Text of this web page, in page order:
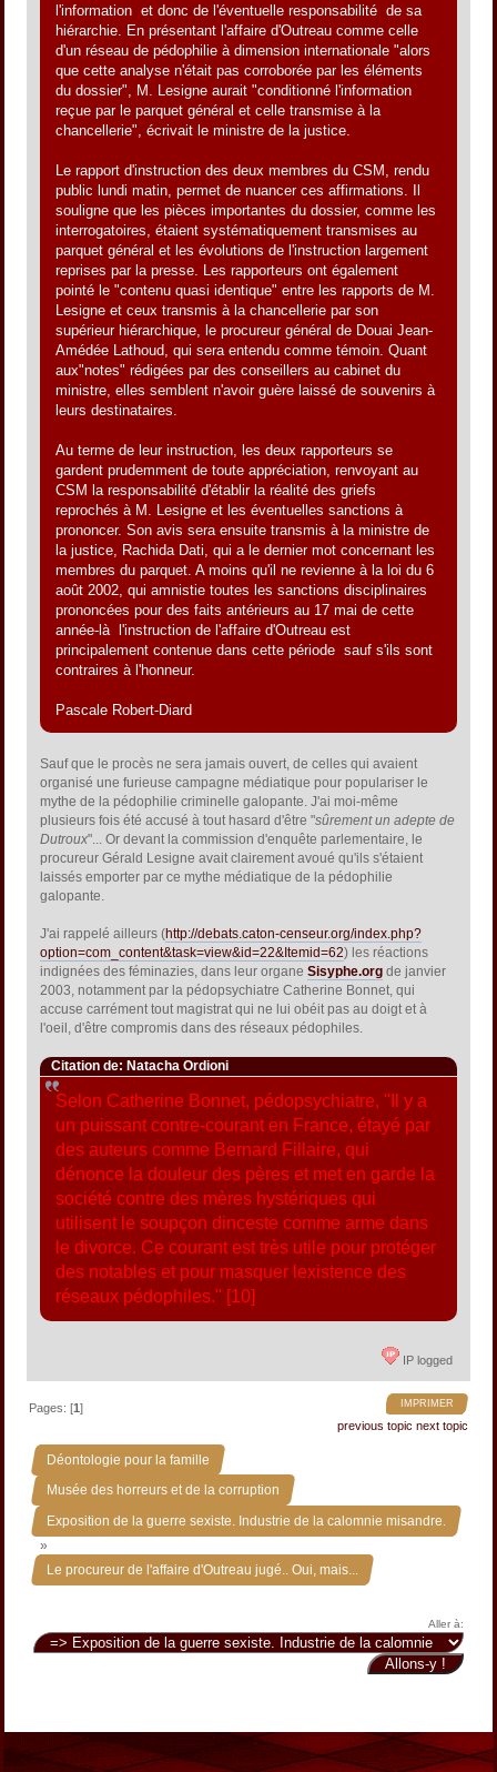
l'information  et donc de l'éventuelle responsabilité  de sa
hiérarchie. En présentant l'affaire d'Outreau comme celle
d'un réseau de pédophilie à dimension internationale "alors
que cette analyse n'était pas corroborée par les éléments
du dossier", M. Lesigne aurait "conditionné l'information
reçue par le parquet général et celle transmise à la
chancellerie", écrivait le ministre de la justice.
Le rapport d'instruction des deux membres du CSM, rendu
public lundi matin, permet de nuancer ces affirmations. Il
souligne que les pièces importantes du dossier, comme les
interrogatoires, étaient systématiquement transmises au
parquet général et les évolutions de l'instruction largement
reprises par la presse. Les rapporteurs ont également
pointé le "contenu quasi identique" entre les rapports de M.
Lesigne et ceux transmis à la chancellerie par son
supérieur hiérarchique, le procureur général de Douai Jean-
Amédée Lathoud, qui sera entendu comme témoin. Quant
aux"notes" rédigées par des conseillers au cabinet du
ministre, elles semblent n'avoir guère laissé de souvenirs à
leurs destinataires.
Au terme de leur instruction, les deux rapporteurs se
gardent prudemment de toute appréciation, renvoyant au
CSM la responsabilité d'établir la réalité des griefs
reprochés à M. Lesigne et les éventuelles sanctions à
prononcer. Son avis sera ensuite transmis à la ministre de
la justice, Rachida Dati, qui a le dernier mot concernant les
membres du parquet. A moins qu'il ne revienne à la loi du 6
août 2002, qui amnistie toutes les sanctions disciplinaires
prononcées pour des faits antérieurs au 17 mai de cette
année-là  l'instruction de l'affaire d'Outreau est
principalement contenue dans cette période  sauf s'ils sont
contraires à l'honneur.
Pascale Robert-Diard
Sauf que le procès ne sera jamais ouvert, de celles qui avaient
organisé une furieuse campagne médiatique pour populariser le
mythe de la pédophilie criminelle galopante. J'ai moi-même
plusieurs fois été accusé à tout hasard d'être "sûrement un adepte de
Dutroux"... Or devant la commission d'enquête parlementaire, le
procureur Gérald Lesigne avait clairement avoué qu'ils s'étaient
laissés emporter par ce mythe médiatique de la pédophilie
galopante.
J'ai rappelé ailleurs (http://debats.caton-censeur.org/index.php?
option=com_content&task=view&id=22&Itemid=62) les réactions
indignées des féminazies, dans leur organeSisyphe.org de janvier
2003, notamment par la pédopsychiatre Catherine Bonnet, qui
accuse carrément tout magistrat qui ne lui obéit pas au doigt et à
l'oeil, d'être compromis dans des réseaux pédophiles.
Citation de: Natacha Ordioni
Selon Catherine Bonnet, pédopsychiatre, "Il y a
un puissant contre-courant en France, étayé par
des auteurs comme Bernard Fillaire, qui
dénonce la douleur des pères et met en garde la
société contre des mères hystériques qui
utilisent le soupçon dinceste comme arme dans
le divorce. Ce courant est très utile pour protéger
des notables et pour masquer lexistence des
réseaux pédophiles." [10]
IP logged
IMPRIMER
Pages: [1]
previous topic next topic
Déontologie pour la famille »
Musée des horreurs et de la corruption »
Exposition de la guerre sexiste. Industrie de la calomnie misandre.
»
Le procureur de l'affaire d'Outreau jugé.. Oui, mais...
Aller à: